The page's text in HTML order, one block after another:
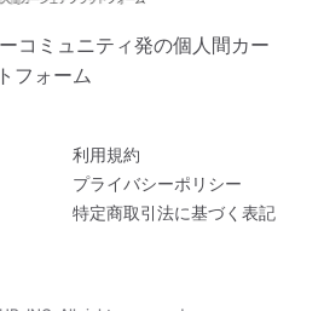
コミュニティ発の個人間カー
フォーム
利用規約
プライバシーポリシー
特定商取引法に基づく表記